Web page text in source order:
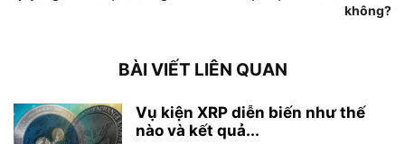
không?
BÀI VIẾT LIÊN QUAN
Vụ kiện XRP diễn biến như thế
nào và kết quả...